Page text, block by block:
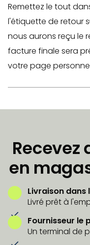
Remettez le tout
l'étiquette de retour
nous aurons reçu le
facture finale sera
votre page
Recevez
en
Livraison dans
Livré prêt à
Fournisseur le
Un terminal de